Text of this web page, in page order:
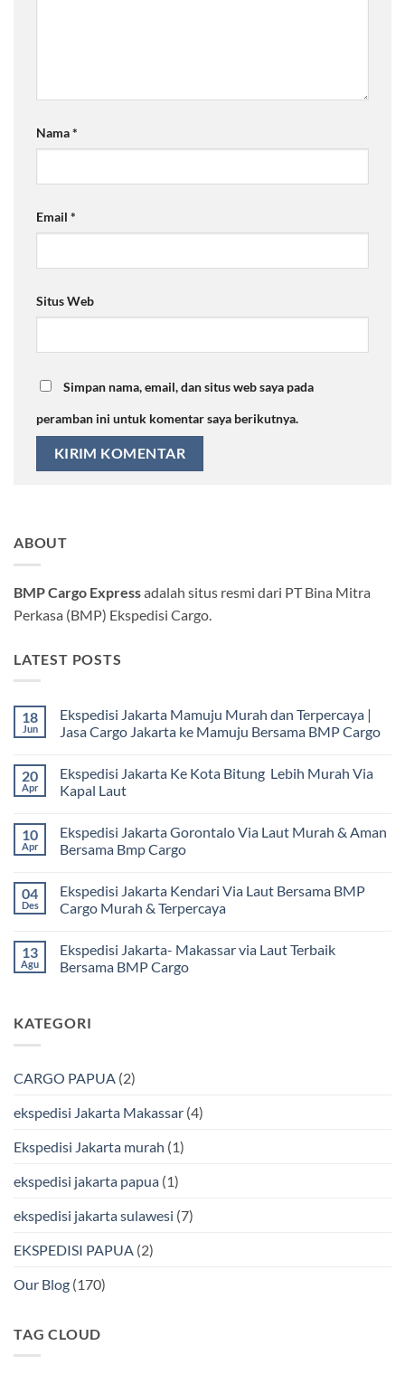
Nama*
Email *
Situs Web
Simpan nama, email, dan situs web saya pada
peramban ini untuk komentar saya berikutnya.
ABOUT
BMP Cargo Expressadalah situs resmi dari PT Bina Mitra
Perkasa (BMP) Ekspedisi Cargo.
LATEST POSTS
18
Jun
Ekspedisi Jakarta Mamuju Murah dan Terpercaya |
Jasa Cargo Jakarta ke Mamuju Bersama BMP Cargo
komentar
pada
Ekspedisi
Murah
dan
Terpercaya
Cargo
Jakarta
ke
BMP
Cargo
20
Apr
Ekspedisi Jakarta Ke Kota Bitung Lebih Murah Via
Kapal Laut
komentar
pada
Ekspedisi
Kota
Bitung
Lebih
Kapal
Laut
10
Apr
Ekspedisi Jakarta Gorontalo Via Laut Murah & Aman
Bersama Bmp Cargo
komentar
pada
Ekspedisi
Via
Laut
Murah
Bmp
Cargo
04
Des
Ekspedisi Jakarta Kendari Via Laut Bersama BMP
Cargo Murah & Terpercaya
komentar
pada
Ekspedisi
Laut
Bersama
&
13
Agu
Ekspedisi Jakarta- Makassar via Laut Terbaik
Bersama BMP Cargo
pada
Ekspedisi
Laut
BMP
KATEGORI
CARGO PAPUA (2)
ekspedisi Jakarta Makassar (4)
Ekspedisi Jakarta murah (1)
ekspedisi jakarta papua (1)
ekspedisi jakarta sulawesi (7)
EKSPEDISI PAPUA (2)
Our Blog (170)
TAG CLOUD